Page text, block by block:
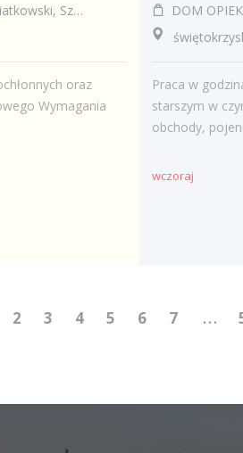
spółka cywilna
oraz
Wymagania
DOM
świętokrzyskie/
Praca w
starszym w
obchody,
wczoraj
2 3 4 5 6 7 ...